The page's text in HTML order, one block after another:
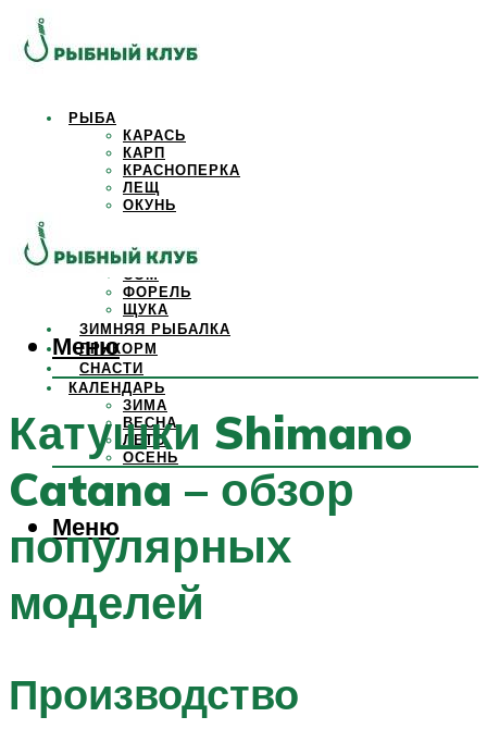
РЫБА
КАРАСЬ
КАРП
КРАСНОПЕРКА
ЛЕЩ
ОКУНЬ
САЗАН
СОМ
ФОРЕЛЬ
ЩУКА
ЗИМНЯЯ РЫБАЛКА
ПРИКОРМ
СНАСТИ
КАЛЕНДАРЬ
ЗИМА
ВЕСНА
ЛЕТО
ОСЕНЬ
Меню
Меню
Катушки Shimano
Catana – обзор
популярных
моделей
Производство